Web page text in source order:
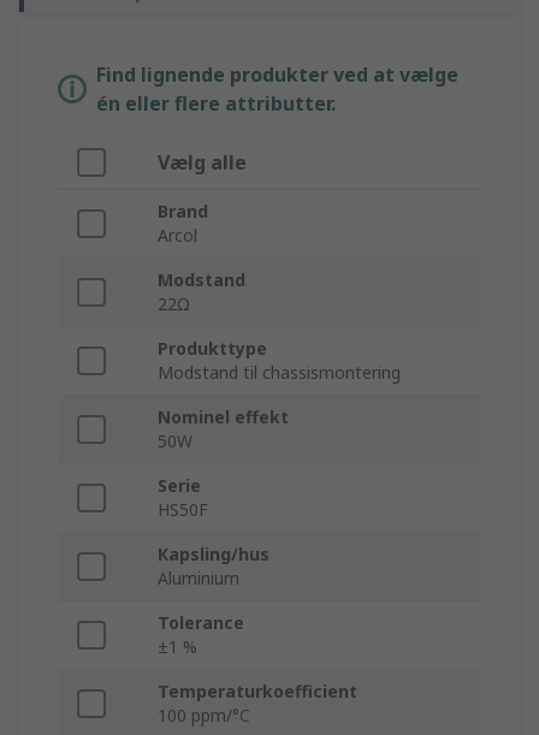
Find lignende produkter ved at vælge
én eller flere attributter.
Vælg alle
Brand
Arcol
Modstand
22Ω
Produkttype
Modstand til chassismontering
Nominel effekt
50W
Serie
HS50F
Kapsling/hus
Aluminium
Tolerance
±1 %
Temperaturkoefficient
100 ppm/°C